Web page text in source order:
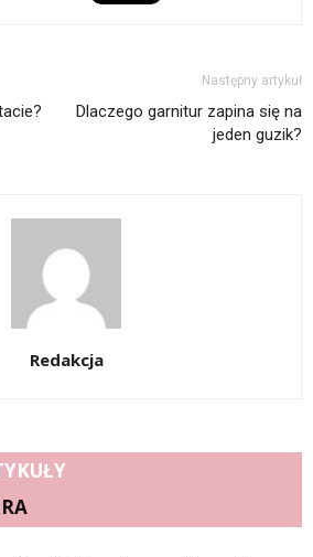
Następny artykuł
Dlaczego garnitur zapina się na
jeden guzik?
Redakcja